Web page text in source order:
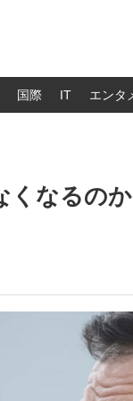
国際 IT エンタ
くなるのか